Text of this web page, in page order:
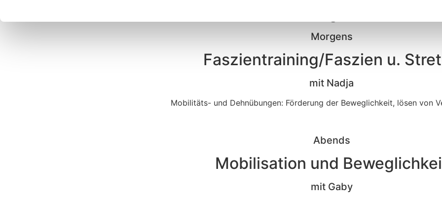
Morgens
Faszientraining/Faszien u.
mit Nadja
Mobilitäts- und Dehnübungen: Förderung der Beweglichkeit, lösen von
Abends
Mobilisation und
mit Gaby